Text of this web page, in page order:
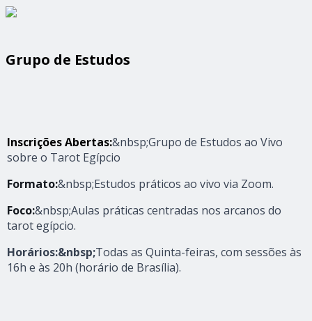
Grupo de Estudos
Inscrições Abertas:&nbsp;Grupo de Estudos ao Vivo
sobre o Tarot Egípcio
Formato:&nbsp;Estudos práticos ao vivo via Zoom.
Foco:&nbsp;Aulas práticas centradas nos arcanos do
tarot egípcio.
Horários:&nbsp;Todas as Quinta-feiras, com sessões às
16h e às 20h (horário de Brasília).